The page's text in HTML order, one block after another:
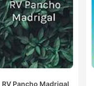
RV Pancho Madrigal